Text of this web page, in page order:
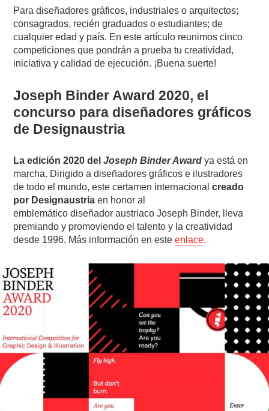
Para diseñadores gráficos, industriales o arquitectos;
consagrados, recién graduados o estudiantes; de
cualquier edad y país. En este artículo reunimos cinco
competiciones que pondrán a prueba tu creatividad,
iniciativa y calidad de ejecución. ¡Buena suerte!
Joseph Binder Award 2020, el
concurso para diseñadores gráficos
de Designaustria
La edición 2020 delJoseph Binder Award ya está en
marcha. Dirigido a diseñadores gráficos e ilustradores
de todo el mundo, este certamen internacionalcreado
por Designaustriaen honor al
emblemático diseñador austriaco Joseph Binder, lleva
premiando y promoviendo el talento y la creatividad
desde 1996. Más información en esteenlace.